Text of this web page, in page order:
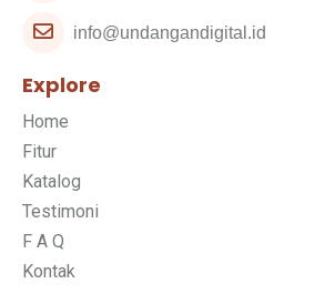
info@undangandigital.id
Explore
Home
Fitur
Katalog
Testimoni
F A Q
Kontak